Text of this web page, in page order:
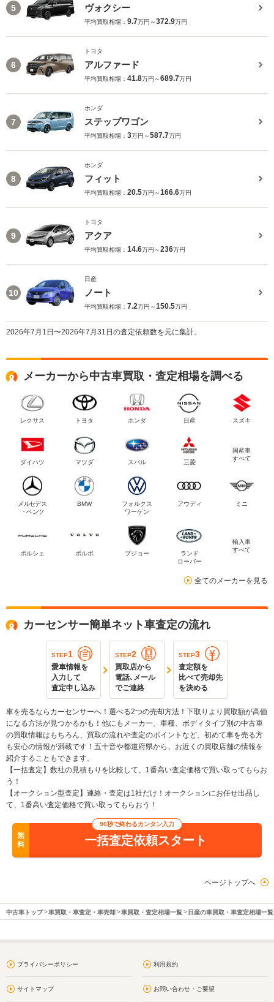
5 ヴォクシー
平均買取相場： 9.7万円～372.9万円
6
トヨタ
アルファード
平均買取相場： 41.8万円～689.7万円
7
ホンダ
ステップワゴン
平均買取相場： 3万円～587.7万円
8
ホンダ
フィット
平均買取相場： 20.5万円～166.6万円
9
トヨタ
アクア
平均買取相場： 14.6万円～236万円
10
日産
ノート
平均買取相場： 7.2万円～150.5万円
2026年7月1日〜2026年7月31日の査定依頼数を元に集計。
メーカーから中古車買取・査定相場を調べる
レクサス トヨタ ホンダ 日産 スズキ
ダイハツ マツダ スバル 三菱
国産車
すべて
メルセデス
・ベンツ
BMW
フォルクス
ワーゲン
アウディ ミニ
ポルシェ ボルボ プジョー
ランド
ローバー
輸入車
すべて
全てのメーカーを見る
カーセンサー簡単ネット車査定の流れ
STEP1
愛車情報を
入力して
査定申し込み
STEP2
買取店から
電話､メール
でご連絡
STEP3
査定額を
比べて売却先
を決める
車を売るならカーセンサーへ！選べる2つの売却方法！下取りより買取額が高価
になる方法が見つかるかも！他にもメーカー、車種、ボディタイプ別の中古車
の買取情報はもちろん、買取の流れや査定のポイントなど、初めて車を売る方
も安心の情報が満載です！五十音や都道府県から、お近くの買取店舗の情報を
紹介することもできます。
【一括査定】数社の見積もりを比較して、1番高い査定価格で買い取ってもらお
う！
【オークション型査定】連絡・査定は1社だけ！オークションにお任せ出品し
て、1番高い査定価格で買い取ってもらおう！
無
料
90秒で終わるカンタン入力
一括査定依頼スタート
ページトップへ
中古車トップ 車買取・車査定・車売却 車買取・査定相場一覧 日産の車買取・車査定相場一覧
プライバシーポリシー 利用規約
サイトマップ お問い合わせ・ご要望